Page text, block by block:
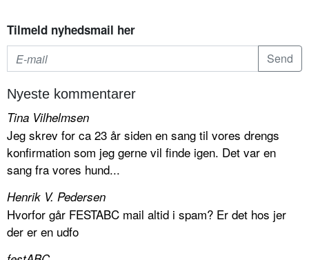
Tilmeld nyhedsmail her
Nyeste kommentarer
Tina Vilhelmsen
Jeg skrev for ca 23 år siden en sang til vores drengs
konfirmation som jeg gerne vil finde igen. Det var en
sang fra vores hund...
Henrik V. Pedersen
Hvorfor går FESTABC mail altid i spam? Er det hos jer
der er en udfo